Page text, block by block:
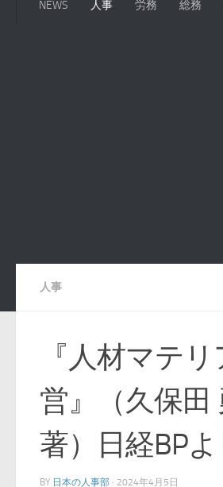
NEWS 人事 労務 総務
人事
『人材マテ
営』（久保田
著）日経BP
BY 日本の人事部 · 2024年4月5日